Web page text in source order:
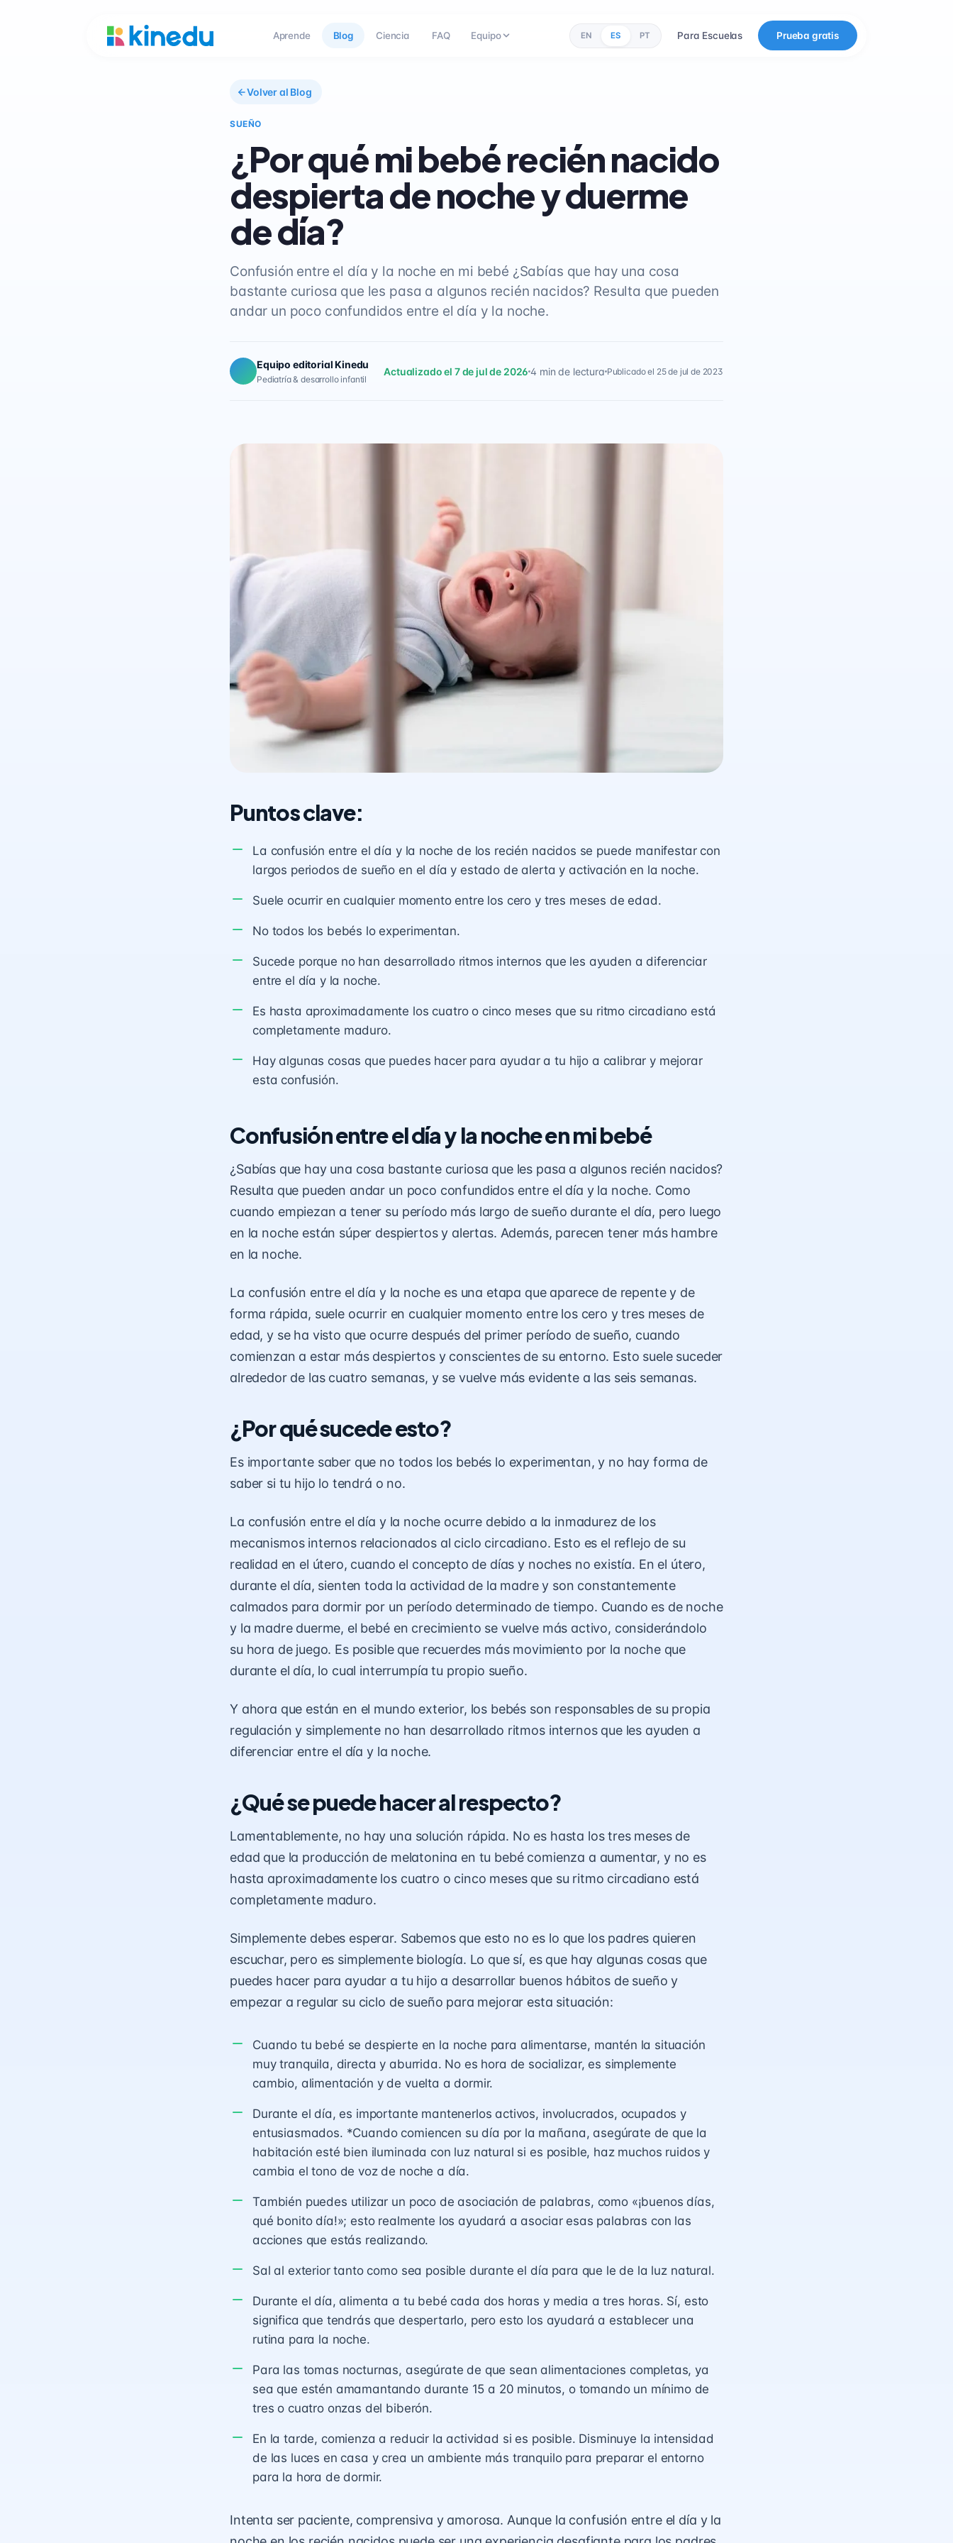
Aprende Blog Ciencia FAQ Equipo EN ES PT Para Escuelas Prueba gratis
Volver al Blog
SUEÑO
¿Por qué mi bebé recién nacido
despierta de noche y duerme
de día?
Confusión entre el día y la noche en mi bebé ¿Sabías que hay una cosa
bastante curiosa que les pasa a algunos recién nacidos? Resulta que pueden
andar un poco confundidos entre el día y la noche.
Equipo editorial Kinedu
Pediatría & desarrollo infantil
Actualizado el 7 de jul de 20264 min de lectura Publicado el 25 de jul de 2023
Puntos clave:
La confusión entre el día y la noche de los recién nacidos se puede manifestar con
largos periodos de sueño en el día y estado de alerta y activación en la noche.
Suele ocurrir en cualquier momento entre los cero y tres meses de edad.
No todos los bebés lo experimentan.
Sucede porque no han desarrollado ritmos internos que les ayuden a diferenciar
entre el día y la noche.
Es hasta aproximadamente los cuatro o cinco meses que su ritmo circadiano está
completamente maduro.
Hay algunas cosas que puedes hacer para ayudar a tu hijo a calibrar y mejorar
esta confusión.
Confusión entre el día y la noche en mi bebé
¿Sabías que hay una cosa bastante curiosa que les pasa a algunos recién nacidos?
Resulta que pueden andar un poco confundidos entre el día y la noche. Como
cuando empiezan a tener su período más largo de sueño durante el día, pero luego
en la noche están súper despiertos y alertas. Además, parecen tener más hambre
en la noche.
La confusión entre el día y la noche es una etapa que aparece de repente y de
forma rápida, suele ocurrir en cualquier momento entre los cero y tres meses de
edad, y se ha visto que ocurre después del primer período de sueño, cuando
comienzan a estar más despiertos y conscientes de su entorno. Esto suele suceder
alrededor de las cuatro semanas, y se vuelve más evidente a las seis semanas.
¿Por qué sucede esto?
Es importante saber que no todos los bebés lo experimentan, y no hay forma de
saber si tu hijo lo tendrá o no.
La confusión entre el día y la noche ocurre debido a la inmadurez de los
mecanismos internos relacionados al ciclo circadiano. Esto es el reflejo de su
realidad en el útero, cuando el concepto de días y noches no existía. En el útero,
durante el día, sienten toda la actividad de la madre y son constantemente
calmados para dormir por un período determinado de tiempo. Cuando es de noche
y la madre duerme, el bebé en crecimiento se vuelve más activo, considerándolo
su hora de juego. Es posible que recuerdes más movimiento por la noche que
durante el día, lo cual interrumpía tu propio sueño.
Y ahora que están en el mundo exterior, los bebés son responsables de su propia
regulación y simplemente no han desarrollado ritmos internos que les ayuden a
diferenciar entre el día y la noche.
¿Qué se puede hacer al respecto?
Lamentablemente, no hay una solución rápida. No es hasta los tres meses de
edad que la producción de melatonina en tu bebé comienza a aumentar, y no es
hasta aproximadamente los cuatro o cinco meses que su ritmo circadiano está
completamente maduro.
Simplemente debes esperar. Sabemos que esto no es lo que los padres quieren
escuchar, pero es simplemente biología. Lo que sí, es que hay algunas cosas que
puedes hacer para ayudar a tu hijo a desarrollar buenos hábitos de sueño y
empezar a regular su ciclo de sueño para mejorar esta situación:
Cuando tu bebé se despierte en la noche para alimentarse, mantén la situación
muy tranquila, directa y aburrida. No es hora de socializar, es simplemente
cambio, alimentación y de vuelta a dormir.
Durante el día, es importante mantenerlos activos, involucrados, ocupados y
entusiasmados. *Cuando comiencen su día por la mañana, asegúrate de que la
habitación esté bien iluminada con luz natural si es posible, haz muchos ruidos y
cambia el tono de voz de noche a día.
También puedes utilizar un poco de asociación de palabras, como «¡buenos días,
qué bonito día!»; esto realmente los ayudará a asociar esas palabras con las
acciones que estás realizando.
Sal al exterior tanto como sea posible durante el día para que le de la luz natural.
Durante el día, alimenta a tu bebé cada dos horas y media a tres horas. Sí, esto
significa que tendrás que despertarlo, pero esto los ayudará a establecer una
rutina para la noche.
Para las tomas nocturnas, asegúrate de que sean alimentaciones completas, ya
sea que estén amamantando durante 15 a 20 minutos, o tomando un mínimo de
tres o cuatro onzas del biberón.
En la tarde, comienza a reducir la actividad si es posible. Disminuye la intensidad
de las luces en casa y crea un ambiente más tranquilo para preparar el entorno
para la hora de dormir.
Intenta ser paciente, comprensiva y amorosa. Aunque la confusión entre el día y la